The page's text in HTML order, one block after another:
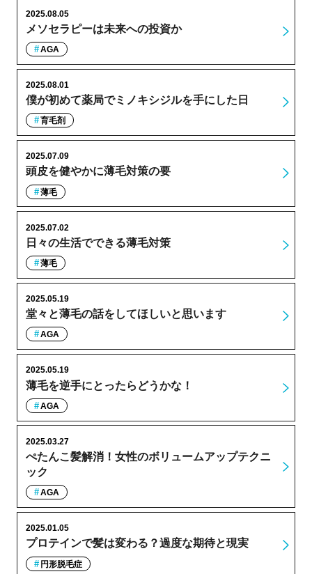
メソセラピーは未来への投資か
2025.08.05
AGA
僕が初めて薬局でミノキシジルを手にした日
2025.08.01
育毛剤
頭皮を健やかに薄毛対策の要
2025.07.09
薄毛
日々の生活でできる薄毛対策
2025.07.02
薄毛
堂々と薄毛の話をしてほしいと思います
2025.05.19
AGA
薄毛を逆手にとったらどうかな！
2025.05.19
AGA
ぺたんこ髪解消！女性のボリュームアップテクニ
ック
2025.03.27
AGA
プロテインで髪は変わる？過度な期待と現実
2025.01.05
円形脱毛症